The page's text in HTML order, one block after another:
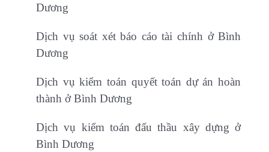
Dương
Dịch vụ soát xét báo cáo tài chính ở Bình
Dương
Dịch vụ kiểm toán quyết toán dự án hoàn
thành ở Bình Dương
Dịch vụ kiểm toán đấu thầu xây dựng ở
Bình Dương